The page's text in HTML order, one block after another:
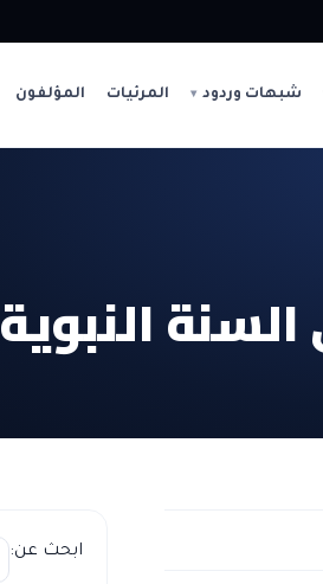
شبهات وردود المرئيات المؤلفون
النبوية
ابحث عن: